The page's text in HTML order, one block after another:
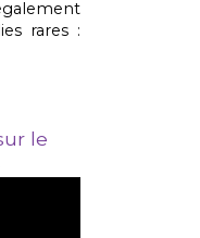
rares :
le